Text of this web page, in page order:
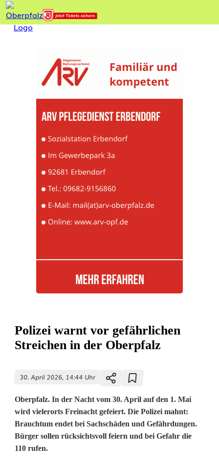
Polizei warnt vor gefährlichen
Streichen in der Oberpfalz
30. April 2026, 14:44 Uhr
Oberpfalz. In der Nacht vom 30. April auf den 1. Mai
wird vielerorts Freinacht gefeiert. Die Polizei mahnt:
Brauchtum endet bei Sachschäden und Gefährdungen.
Bürger sollen rücksichtsvoll feiern und bei Gefahr die
110 rufen.